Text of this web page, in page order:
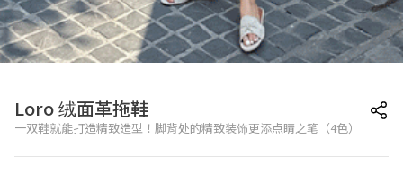
Loro 绒面革拖鞋
一双鞋就能打造精致造型！脚背处的精致装饰更添点睛之笔（4色）